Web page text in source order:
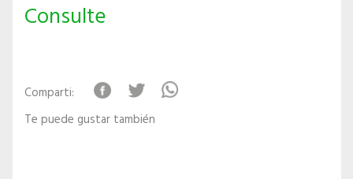
Consulte
Comparti:
Te puede gustar también